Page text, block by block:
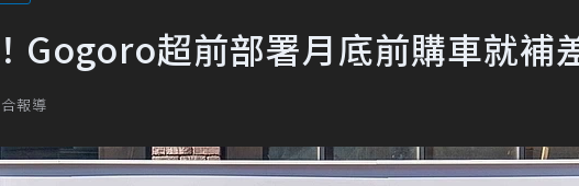
Gogoro超前部署月底前購車就補
報導